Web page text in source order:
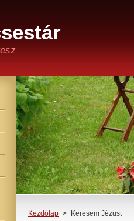
Kezdőlap > Keresem Jézust